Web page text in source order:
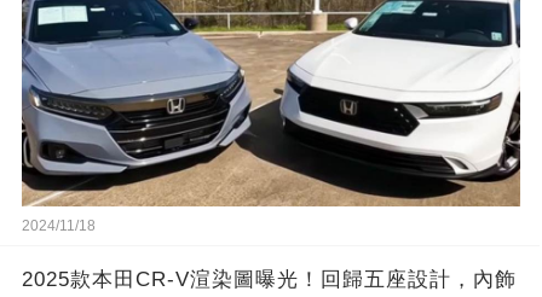
2024/11/18
2025款本田CR-V渲染圖曝光！回歸五座設計，內飾